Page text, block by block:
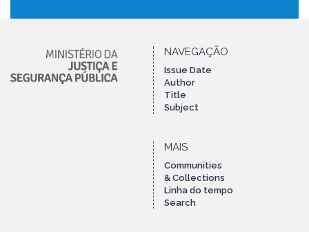
NAVEGAÇÃO
Issue Date
Author
Title
Subject
MAIS
Communities
& Collections
Linha do tempo
Search